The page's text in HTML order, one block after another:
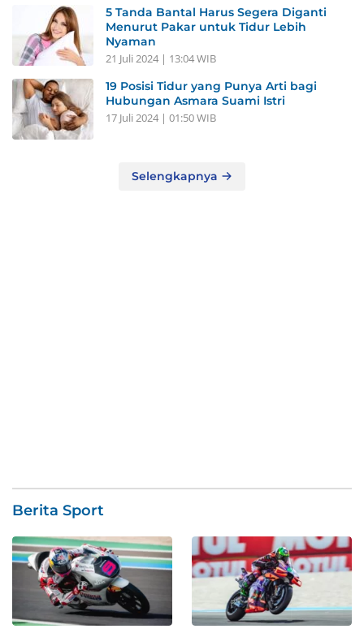
5 Tanda Bantal Harus Segera Diganti
Menurut Pakar untuk Tidur Lebih
Nyaman
21 Juli 2024 | 13:04 WIB
19 Posisi Tidur yang Punya Arti bagi
Hubungan Asmara Suami Istri
17 Juli 2024 | 01:50 WIB
Selengkapnya
Berita Sport